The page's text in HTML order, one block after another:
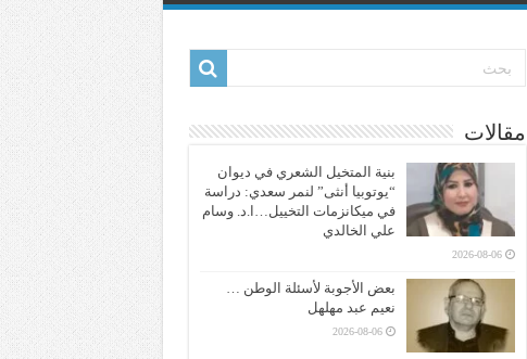
مقالات
بنية المتخيل الشعري في ديوان
“يوتوبيا أنثى” لنمر سعدي: دراسة
في ميكانزمات التخييل…ا.د. وسام
علي الخالدي
2026-08-06
بعض الأجوبة لأسئلة الوطن …
نعيم عبد مهلهل
2026-08-06